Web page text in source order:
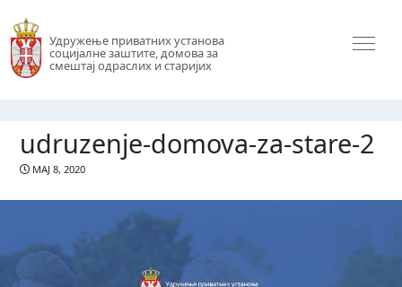
Удружење приватних установа
социјалне заштите, домова за
смештај одраслих и старијих
udruzenje-domova-za-stare-2
МАЈ 8, 2020